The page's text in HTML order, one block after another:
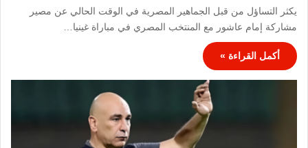
يكثر التساؤل من قبل الجماهير المصرية في الوقت الحالي عن مصير
مشاركة إمام عاشور مع المنتخب المصري في مباراة غينيا…
أكمل القراءة »